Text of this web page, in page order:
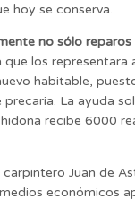
hoy se conserva.
no sólo
los representara
habitable,
La ayuda
recibe 6000
Juan de
económicos